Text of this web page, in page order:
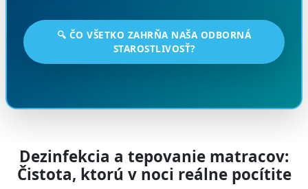
🔍 ČO VŠETKO ZAHRŇA NAŠA ODBORNÁ
STAROSTLIVOSŤ?
Dezinfekcia a tepovanie matracov:
Čistota, ktorú v noci reálne pocítite